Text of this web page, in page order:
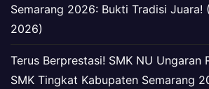
Semarang 2026: Bukti Tradisi Juara!
2026)
Terus Berprestasi! SMK NU Ungaran
SMK Tingkat Kabupaten Semarang